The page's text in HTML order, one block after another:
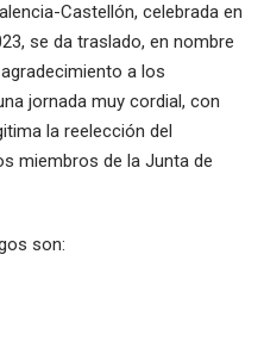
Castellón, celebrada en
se da traslado, en nombre
a los
jornada muy cordial, con
la reelección del
miembros de la Junta de
son: